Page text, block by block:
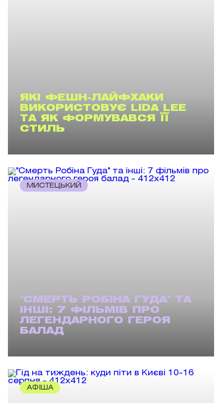
ЯКІ ФЕШН-ЛАЙФХАКИ
ВИКОРИСТОВУЄ LIDA LEE
ТА ЯК ФОРМУВАВСЯ ЇЇ
СТИЛЬ
МИСТЕЦЬКИЙ
"СМЕРТЬ РОБІНА ГУДА" ТА
ІНШІ: 7 ФІЛЬМІВ ПРО
ЛЕГЕНДАРНОГО ГЕРОЯ
БАЛАД
АФІША